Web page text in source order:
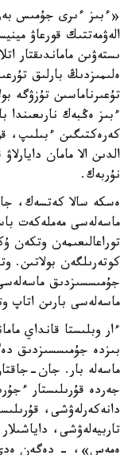
«ءبىز ءىرى جۇمىس
الەۋمەتتىك قورعاۋ
ىستەۋىن ماماندىقتار
ەلىمىزدىڭ بارلىق
تۇعىرناماسىن تۇزۋگە
ءبىز ەڭبەك نارىعىندا
كەرەكتىگىن ءبىلىپ،
الدىن الا مامان
نۇربەك.
ەسكە سالا كەتسەك،
ماسەلەسى مەملەكەت
توراعالىعىمەن وتكەن
كوتەرىلگەن بولاتىن.
جۇمىسسىزدىق
ماسەلەسى بارىن اتاپ
ءار وبلىستا قانداي
بىزدە جۇمىسسىزدىق
ماسەلە بار. جان-
جەردە قۇرىلىستار
دانەكەرلەۋشى،
تاربيەلەۋشى،